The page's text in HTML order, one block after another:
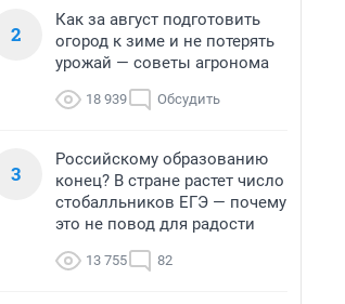
2
Как за август подготовить
огород к зиме и не потерять
урожай — советы агронома
18 939 Обсудить
3
Российскому образованию
конец? В стране растет число
стобалльников ЕГЭ — почему
это не повод для радости
13 755 82